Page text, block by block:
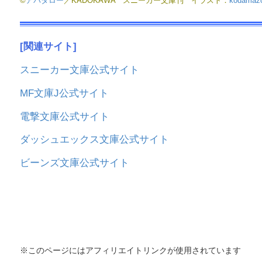
[関連サイト]
スニーカー文庫公式サイト
MF文庫J公式サイト
電撃文庫公式サイト
ダッシュエックス文庫公式サイト
ビーンズ文庫公式サイト
※このページにはアフィリエイトリンクが使用されています